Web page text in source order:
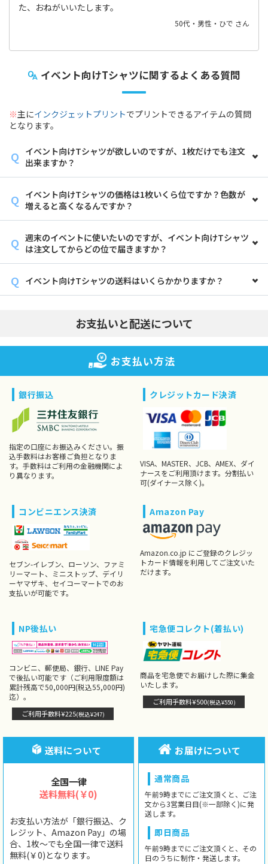
た、おねがいいたします。
50代・男性・ひで さん
イベント向けTシャツに関するよくある質問
※主にインクジェットプリントでプリントできるアイテムの質問
となります。
イベント向けTシャツが欲しいのですが、1枚だけでも注文
出来ますか？
イベント向けTシャツの価格は1枚いくら位ですか？色数が
増えると高くなるんですか？
週末のイベントに使いたいのですが、イベント向けTシャツ
は注文してからどの位で届きますか？
イベント向けTシャツの送料はいくらかかりますか？
お支払いと配送について
お支払い方法
銀行振込
指定の口座にお振込みください。振
込手数料はお客様ご負担となりま
す。手数料はご利用の金融機関によ
り異なります。
クレジットカード決済
VISA、MASTER、JCB、AMEX、ダイ
ナースをご利用頂けます。分割払い
可(ダイナース除く)。
コンビニエンス決済
セブン-イレブン、ローソン、ファミ
リーマート、ミニストップ、デイリ
ーヤマザキ、セイコーマートでのお
支払いが可能です。
Amazon Pay
Amazon.co.jp にご登録のクレジッ
トカード情報を利用してご注文いた
だけます。
NP後払い
コンビニ、郵便局、銀行、LINE Pay
で後払い可能です（ご利用限度額は
累計残高で50,000円(税込55,000円)
迄）。
ご利用手数料¥225(税込¥247)
宅急便コレクト(着払い)
商品を宅急便でお届けした際に集金
いたします。
ご利用手数料¥500(税込¥550)
送料について
全国一律
送料無料(￥0)
お支払い方法が「銀行振込、ク
レジット、Amazon Pay」の場
合、1枚〜でも全国一律で送料
無料(￥0)となります。
お届けについて
通常商品
午前9時までにご注文頂くと、ご注
文から3営業日目(※一部除く)に発
送します。
即日商品
午前9時までにご注文頂くと、その
日のうちに制作・発送します。